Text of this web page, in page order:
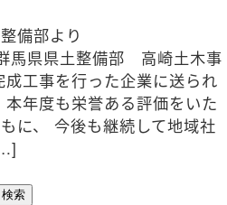
備部より
馬県県土整備部 高崎土木事
工事を行った企業に送られ
年度も栄誉ある評価をいた
に、 今後も継続して地域社